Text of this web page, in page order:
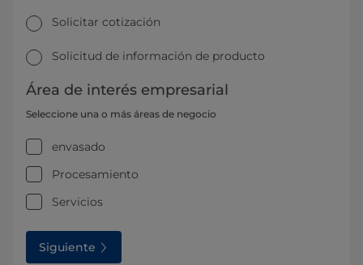
Solicitar cotización
Solicitud de información de producto
Área de interés empresarial
Seleccione una o más áreas de negocio
envasado
Procesamiento
Servicios
Siguiente